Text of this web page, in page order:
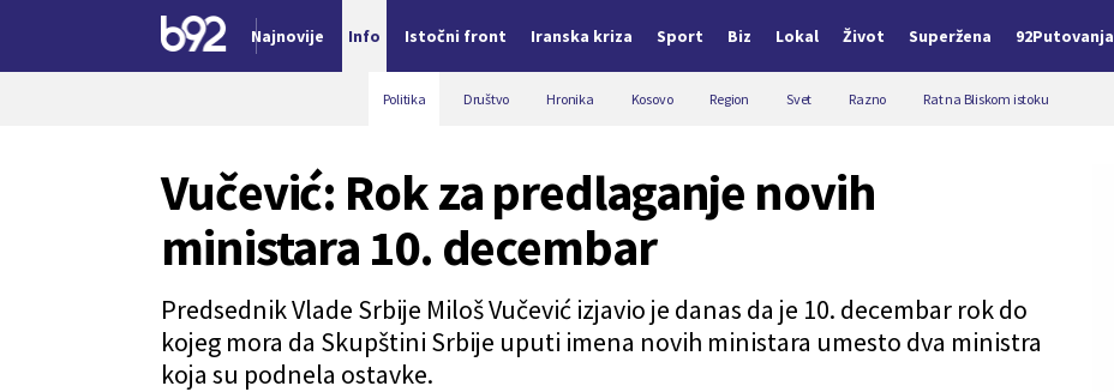
Najnovije Info Istočni front Iranska kriza Sport Biz Lokal Život Superžena 92Putovanja
Politika Društvo Hronika Kosovo Region Svet Razno Rat na Bliskom istoku
Vučević: Rok za predlaganje novih
ministara 10. decembar
Predsednik Vlade Srbije Miloš Vučević izjavio je danas da je 10. decembar rok do
kojeg mora da Skupštini Srbije uputi imena novih ministara umesto dva ministra
koja su podnela ostavke.